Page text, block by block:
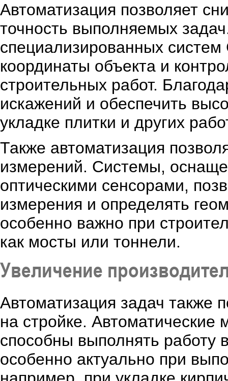
Автоматизация позволяет
точность выполняемых
специализированных систем
координаты объекта и
строительных работ.
искажений и обеспечить
укладке плитки и других
Также автоматизация
измерений. Системы,
оптическими сенсорами,
измерения и определять
особенно важно при
как мосты или тоннели.
Увеличение
Автоматизация задач также
на стройке.
способны выполнять работу
особенно актуально при